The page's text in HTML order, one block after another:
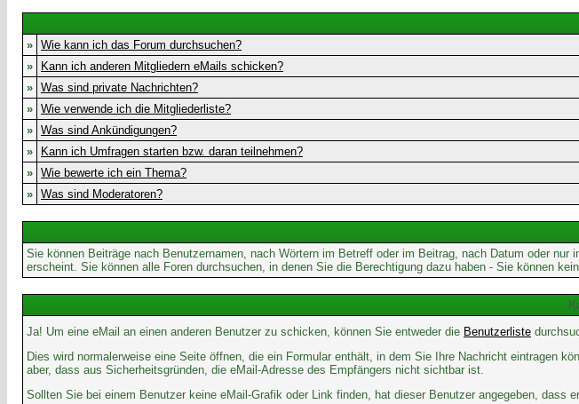
» Wie kann ich das Forum durchsuchen?
»
Kann ich anderen Mitgliedern eMails schicken?
» Was sind private Nachrichten?
» Wie verwende ich die Mitgliederliste?
» Was sind Ankündigungen?
»
Kann ich Umfragen starten bzw. daran teilnehmen?
» Wie bewerte ich ein Thema?
» Was sind Moderatoren?
Sie können Beiträge nach Benutzernamen, nach Wörtern im Betreff oder im Beitrag, nach Datum oder
erscheint. Sie können alle Foren durchsuchen, in denen Sie die Berechtigung dazu haben - Sie können
Ja! Um eine eMail an einen anderen Benutzer zu schicken, können Sie entweder die Benutzerliste
Dies wird normalerweise eine Seite öffnen, die ein Formular enthält, in dem Sie Ihre Nachricht eintragen
aber, dass aus Sicherheitsgründen, die eMail-Adresse des Empfängers nicht sichtbar ist.
Sollten Sie bei einem Benutzer keine eMail-Grafik oder Link finden, hat dieser Benutzer angegeben, dass